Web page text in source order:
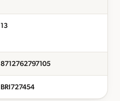
13
8712762797105
BRI727454